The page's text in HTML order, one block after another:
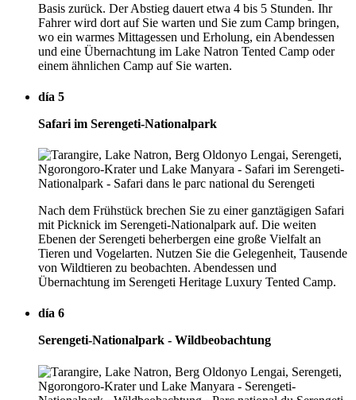
Basis zurück. Der Abstieg dauert etwa 4 bis 5 Stunden. Ihr
Fahrer wird dort auf Sie warten und Sie zum Camp bringen,
wo ein warmes Mittagessen und Erholung, ein Abendessen
und eine Übernachtung im Lake Natron Tented Camp oder
einem ähnlichen Camp auf Sie warten.
día 5
Safari im Serengeti-Nationalpark
Nach dem Frühstück brechen Sie zu einer ganztägigen Safari
mit Picknick im Serengeti-Nationalpark auf. Die weiten
Ebenen der Serengeti beherbergen eine große Vielfalt an
Tieren und Vogelarten. Nutzen Sie die Gelegenheit, Tausende
von Wildtieren zu beobachten. Abendessen und
Übernachtung im Serengeti Heritage Luxury Tented Camp.
día 6
Serengeti-Nationalpark - Wildbeobachtung